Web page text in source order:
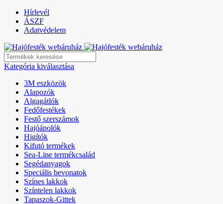
Hírlevél
ÁSZF
Adatvédelem
Kategória kiválasztása
3M eszközök
Alapozók
Algagátlók
Fedőfestékek
Festő szerszámok
Hajóápolók
Higítók
Kifutó termékek
Sea-Line termékcsalád
Segédanyagok
Speciális bevonatok
Színes lakkok
Színtelen lakkok
Tapaszok-Gittek